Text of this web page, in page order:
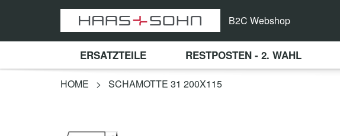
B2C Webshop
ERSATZTEILE RESTPOSTEN - 2. WAHL
HOME > SCHAMOTTE 31 200X115